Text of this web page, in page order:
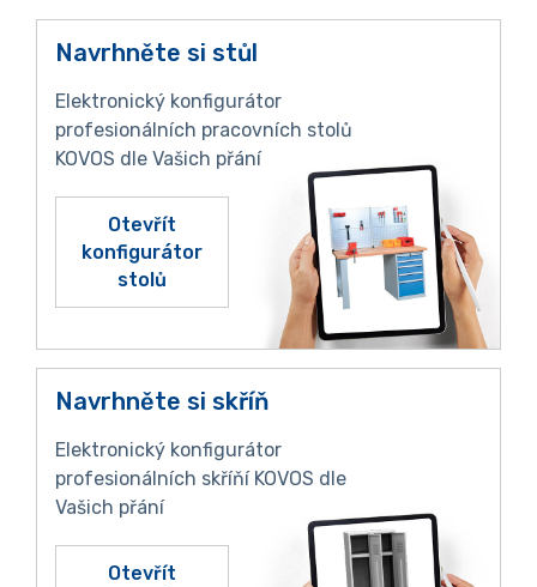
Navrhněte si stůl
Elektronický konfigurátor
profesionálních pracovních stolů
KOVOS dle Vašich přání
Otevřít
konfigurátor
stolů
Navrhněte si skříň
Elektronický konfigurátor
profesionálních skříňí KOVOS dle
Vašich přání
Otevřít